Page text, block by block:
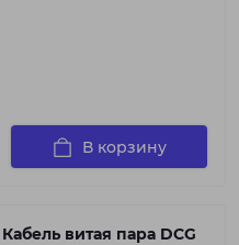
В корзину
Кабель витая пара DCG